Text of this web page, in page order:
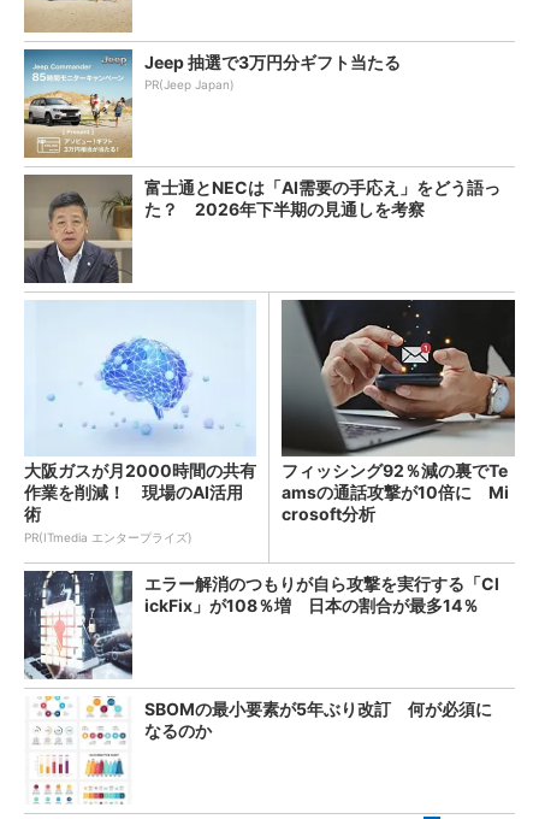
Jeep 抽選で3万円分ギフト当たる
PR(Jeep Japan)
富士通とNECは「AI需要の手応え」をどう語っ
た？ 2026年下半期の見通しを考察
大阪ガスが月2000時間の共有
作業を削減！ 現場のAI活用
術
PR(ITmedia エンタープライズ)
フィッシング92％減の裏でTe
amsの通話攻撃が10倍に Mi
crosoft分析
エラー解消のつもりが自ら攻撃を実行する「Cl
ickFix」が108％増 日本の割合が最多14％
SBOMの最小要素が5年ぶり改訂 何が必須に
なるのか